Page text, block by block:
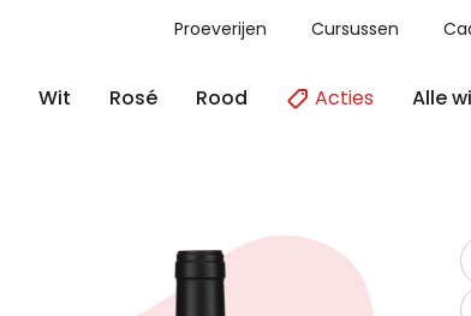
Proeverijen Cursussen
Wit Rosé Rood Acties Alle